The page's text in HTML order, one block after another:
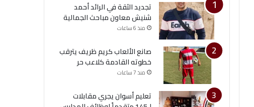
تجديد الثقة في الرائد أحمد
شنيش معاون مباحث الجمالية
منذ 6 ساعات
صانع الألعاب كريم ظريف يترقب
خطوته القادمة كلاعب حر
منذ 7 ساعات
تعليم أسوان يجري مقابلات